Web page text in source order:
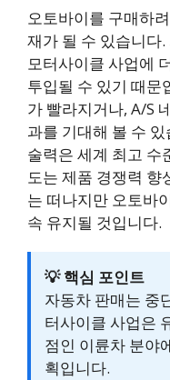
오토바이를 구매하
재가 될 수 있습니다
모터사이클 사업에
투입될 수 있기 때문
가 빨라지거나, A/S
과를 기대해 볼 수
술력은 세계 최고 수
도는 제품 경쟁력 향
는 떠나지만 오토바
속 유지될 것입니다.
💡 핵심 포인트
자동차 판매는 중
터사이클 사업은
점인 이륜차 분야
획입니다.